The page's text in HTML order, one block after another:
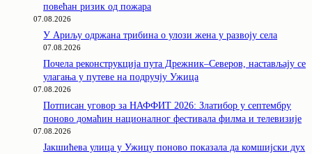
повећан ризик од пожара
07.08.2026
У Ариљу одржана трибина о улози жена у развоју села
07.08.2026
Почела реконструкција пута Дрежник–Северов, настављају се
улагања у путеве на подручју Ужица
07.08.2026
Потписан уговор за НАФФИТ 2026: Златибор у септембру
поново домаћин националног фестивала филма и телевизије
07.08.2026
Јакшићева улица у Ужицу поново показала да комшијски дух